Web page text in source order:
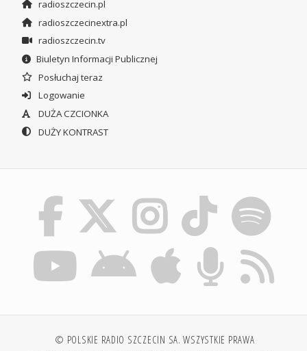
radioszczecin.pl
radioszczecinextra.pl
radioszczecin.tv
Biuletyn Informacji Publicznej
Posłuchaj teraz
Logowanie
DUŻA CZCIONKA
DUŻY KONTRAST
© POLSKIE RADIO SZCZECIN SA. WSZYSTKIE PRAWA